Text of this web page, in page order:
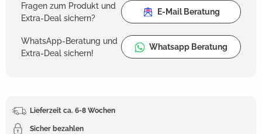
Fragen zum Produkt und
Extra-Deal sichern?
E-Mail Beratung
WhatsApp-Beratung und
Extra-Deal sichern!
Whatsapp Beratung
Lieferzeit ca. 6-8 Wochen
Sicher bezahlen